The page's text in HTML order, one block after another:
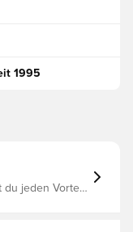
1995
du jeden Vorteil